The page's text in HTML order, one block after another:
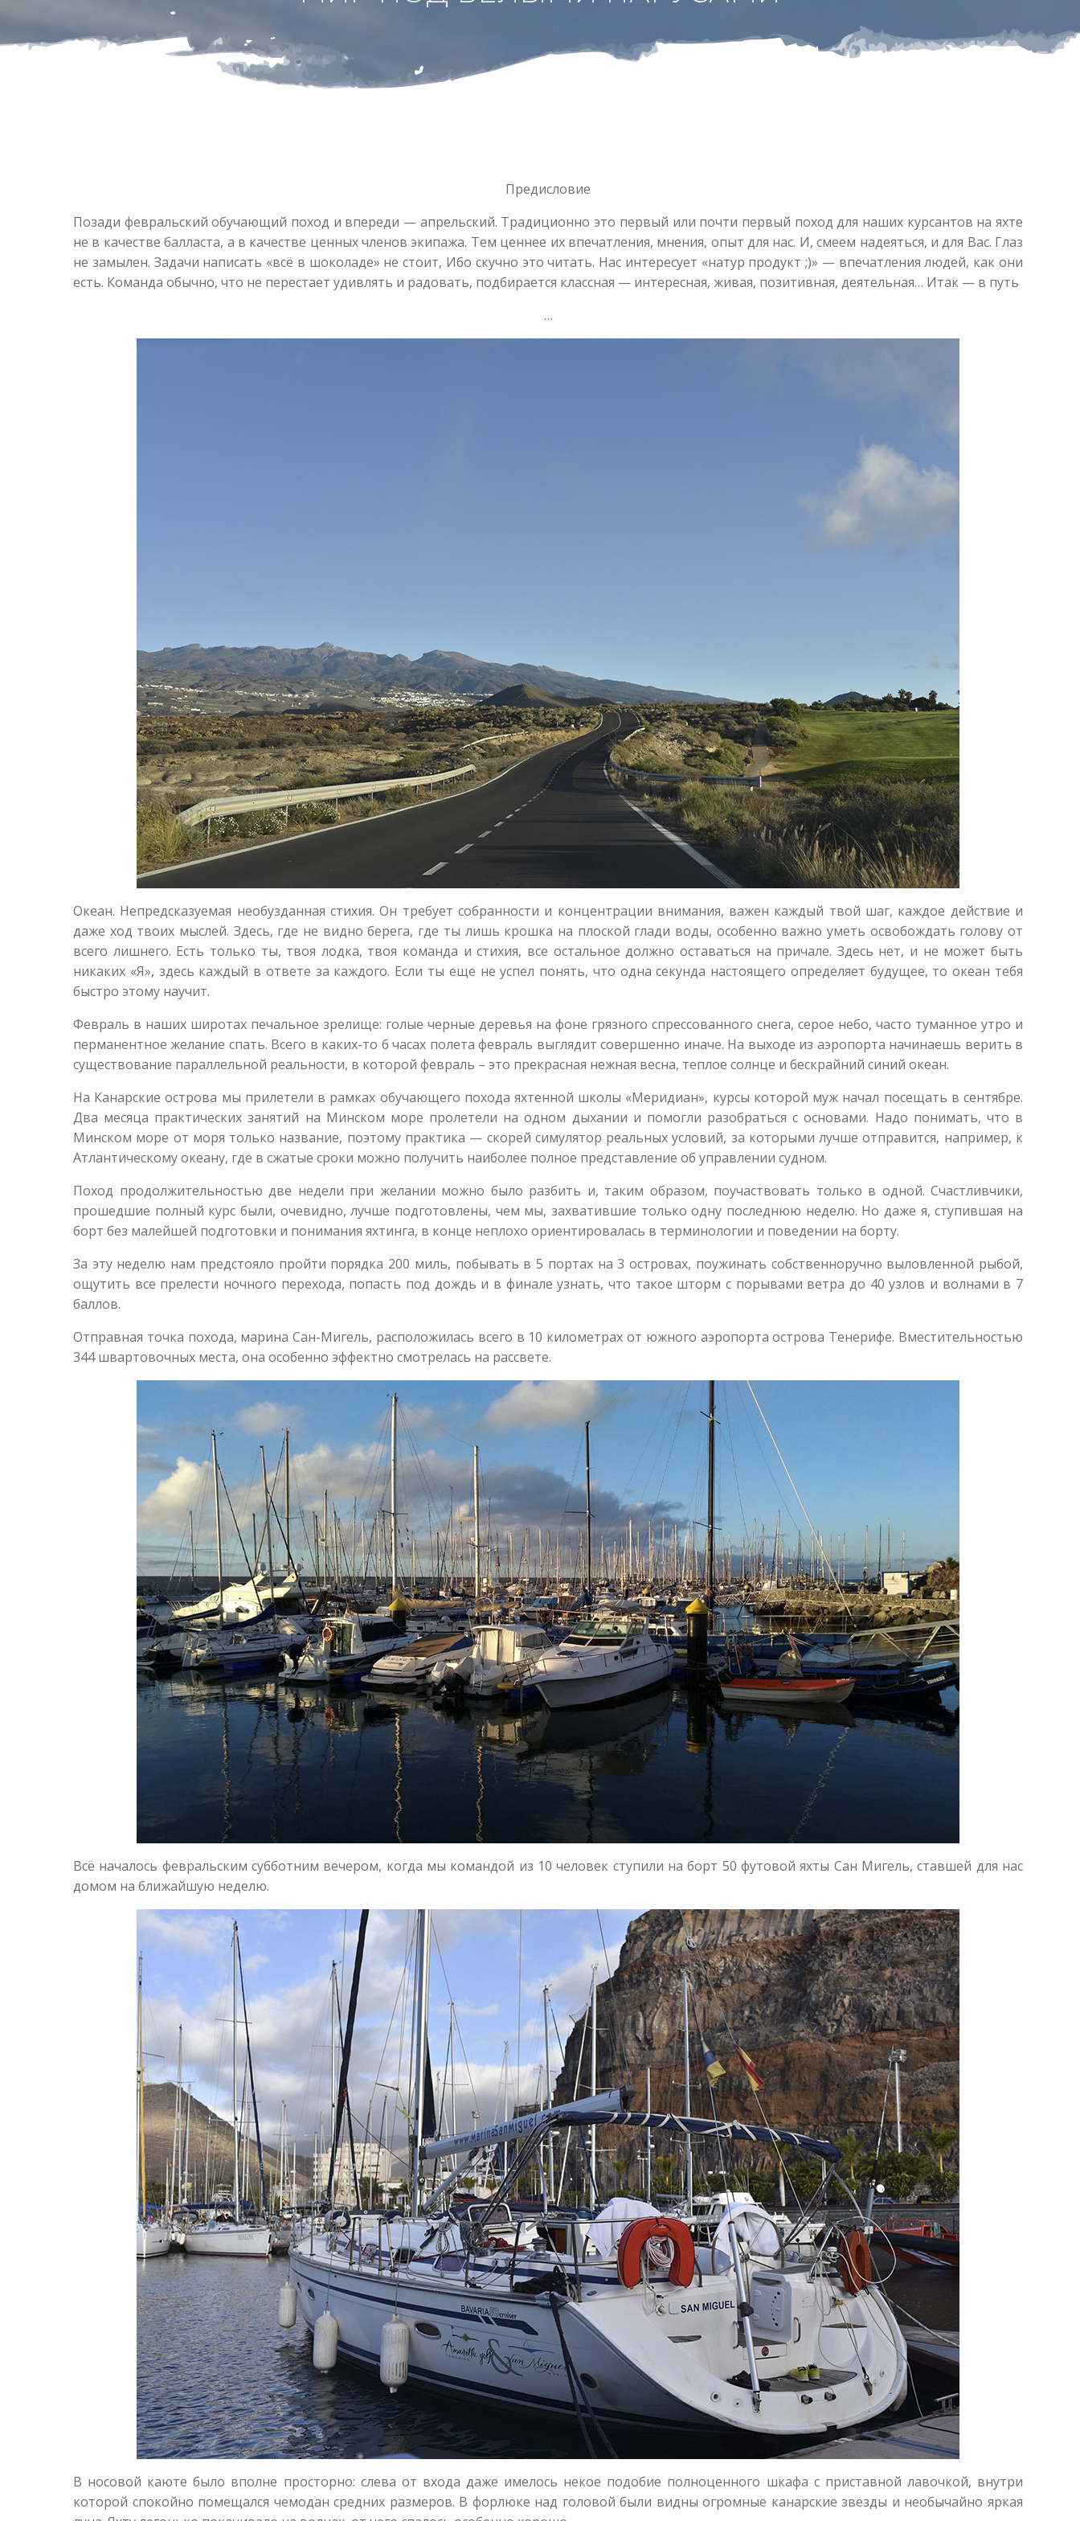
Предисловие
Позади февральский обучающий поход и впереди — апрельский. Традиционно это первый или почти первый поход для наших курсантов на яхте
не в качестве балласта, а в качестве ценных членов экипажа. Тем ценнее их впечатления, мнения, опыт для нас. И, смеем надеяться, и для Вас. Глаз
не замылен. Задачи написать «всё в шоколаде» не стоит, Ибо скучно это читать. Нас интересует «натур продукт ;)» — впечатления людей, как они
есть. Команда обычно, что не перестает удивлять и радовать, подбирается классная — интересная, живая, позитивная, деятельная… Итак — в путь
…
Океан. Непредсказуемая необузданная стихия. Он требует собранности и концентрации внимания, важен каждый твой шаг, каждое действие и
даже ход твоих мыслей. Здесь, где не видно берега, где ты лишь крошка на плоской глади воды, особенно важно уметь освобождать голову от
всего лишнего. Есть только ты, твоя лодка, твоя команда и стихия, все остальное должно оставаться на причале. Здесь нет, и не может быть
никаких «Я», здесь каждый в ответе за каждого. Если ты еще не успел понять, что одна секунда настоящего определяет будущее, то океан тебя
быстро этому научит.
Февраль в наших широтах печальное зрелище: голые черные деревья на фоне грязного спрессованного снега, серое небо, часто туманное утро и
перманентное желание спать. Всего в каких-то 6 часах полета февраль выглядит совершенно иначе. На выходе из аэропорта начинаешь верить в
существование параллельной реальности, в которой февраль – это прекрасная нежная весна, теплое солнце и бескрайний синий океан.
На Канарские острова мы прилетели в рамках обучающего похода яхтенной школы «Меридиан», курсы которой муж начал посещать в сентябре.
Два месяца практических занятий на Минском море пролетели на одном дыхании и помогли разобраться с основами. Надо понимать, что в
Минском море от моря только название, поэтому практика — скорей симулятор реальных условий, за которыми лучше отправится, например, к
Атлантическому океану, где в сжатые сроки можно получить наиболее полное представление об управлении судном.
Поход продолжительностью две недели при желании можно было разбить и, таким образом, поучаствовать только в одной. Счастливчики,
прошедшие полный курс были, очевидно, лучше подготовлены, чем мы, захватившие только одну последнюю неделю. Но даже я, ступившая на
борт без малейшей подготовки и понимания яхтинга, в конце неплохо ориентировалась в терминологии и поведении на борту.
За эту неделю нам предстояло пройти порядка 200 миль, побывать в 5 портах на 3 островах, поужинать собственноручно выловленной рыбой,
ощутить все прелести ночного перехода, попасть под дождь и в финале узнать, что такое шторм с порывами ветра до 40 узлов и волнами в 7
баллов.
Отправная точка похода, марина Сан-Мигель, расположилась всего в 10 километрах от южного аэропорта острова Тенерифе. Вместительностью
344 швартовочных места, она особенно эффектно смотрелась на рассвете.
Всё началось февральским субботним вечером, когда мы командой из 10 человек ступили на борт 50 футовой яхты Сан Мигель, ставшей для нас
домом на ближайшую неделю.
В носовой каюте было вполне просторно: слева от входа даже имелось некое подобие полноценного шкафа с приставной лавочкой, внутри
которой спокойно помещался чемодан средних размеров. В форлюке над головой были видны огромные канарские звезды и необычайно яркая